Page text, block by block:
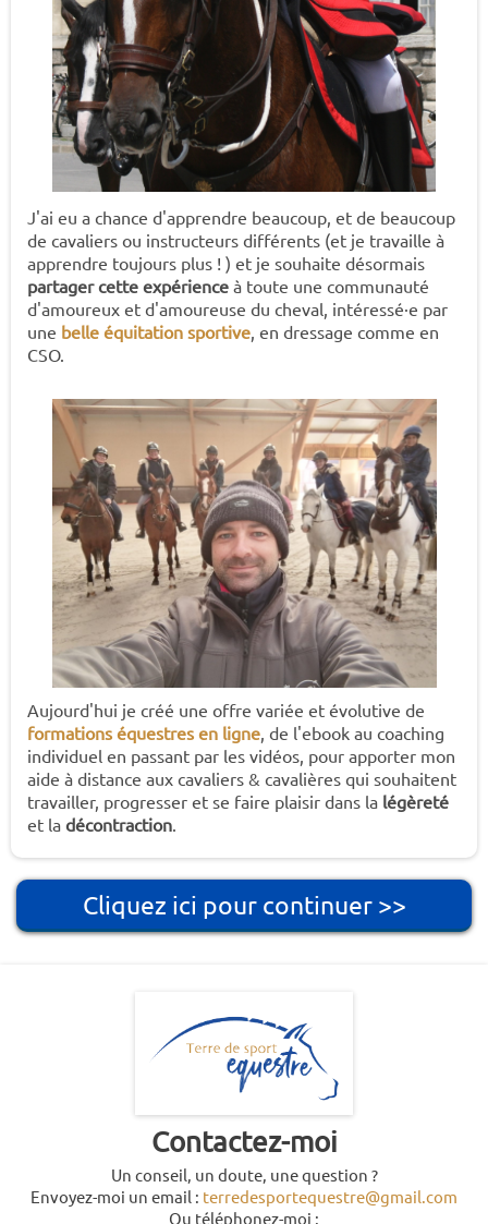
J'ai eu a chance d'apprendre beaucoup, et de beaucoup
de cavaliers ou instructeurs différents (et je travaille à
apprendre toujours plus ! ) et je souhaite désormais
partager cette expérience à toute une communauté
d'amoureux et d'amoureuse du cheval, intéressé·e par
une belle équitation sportive , en dressage comme en
CSO.
Aujourd'hui je créé une offre variée et évolutive de
formations équestres en ligne, de l'ebook au coaching
individuel en passant par les vidéos, pour apporter mon
aide à distance aux cavaliers & cavalières qui souhaitent
travailler, progresser et se faire plaisir dans la légèreté
et la décontraction.
Cliquez ici pour continuer >>
Contactez-moi
Un conseil, un doute, une question ?
Envoyez-moi un email : terredesportequestre@gmail.com
Ou téléphonez-moi :